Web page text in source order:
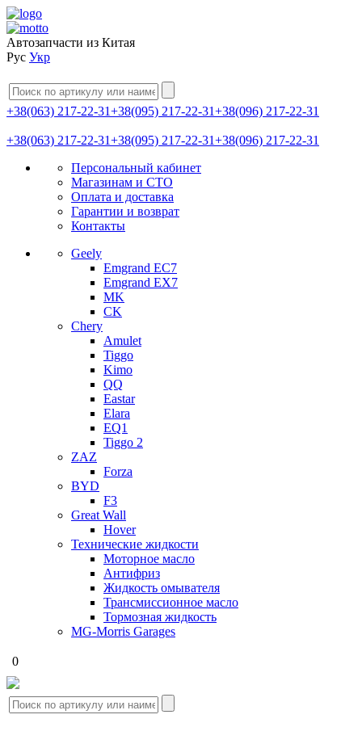
Автозапчасти из Китая
Рус Укр
+38(063) 217-22-31+38(095) 217-22-31+38(096) 217-22-31
+38(063) 217-22-31+38(095) 217-22-31+38(096) 217-22-31
Персональный кабинет
Магазинам и СТО
Оплата и доставка
Гарантии и возврат
Контакты
Geely
Emgrand EC7
Emgrand EX7
MK
CK
Chery
Amulet
Tiggo
Kimo
QQ
Eastar
Elara
EQ1
Tiggo 2
ZAZ
Forza
BYD
F3
Great Wall
Hover
Технические жидкости
Моторное масло
Антифриз
Жидкость омывателя
Трансмиссионное масло
Тормозная жидкость
MG-Morris Garages
0